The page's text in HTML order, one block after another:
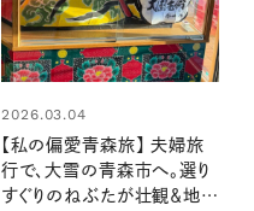
2026.03.04
【私の偏愛青森旅】 夫婦旅
行で、大雪の青森市へ。選り
すぐりのねぶたが壮観＆地元